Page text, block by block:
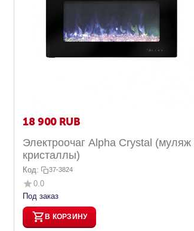
18 900 RUB
Электроочаг Alpha Crystal (муляж
кристаллы)
Код: 37-3824
0.0
Под заказ
В КОРЗИНУ